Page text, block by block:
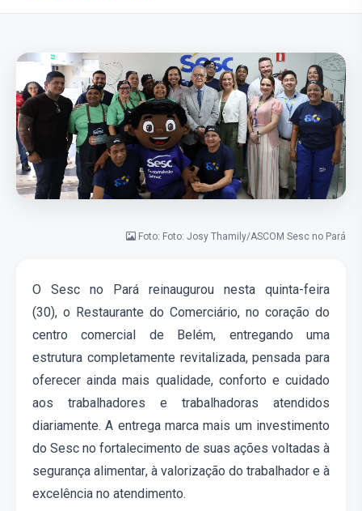
Foto: Foto: Josy Thamily/ASCOM Sesc no Pará
O Sesc no Pará reinaugurou nesta quinta-feira
(30), o Restaurante do Comerciário, no coração do
centro comercial de Belém, entregando uma
estrutura completamente revitalizada, pensada para
oferecer ainda mais qualidade, conforto e cuidado
aos trabalhadores e trabalhadoras atendidos
diariamente. A entrega marca mais um investimento
do Sesc no fortalecimento de suas ações voltadas à
segurança alimentar, à valorização do trabalhador e à
excelência no atendimento.